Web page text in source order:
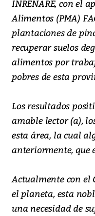
INRENARE, con el
Alimentos (PMA)
plantaciones de
recuperar suelos
alimentos por
pobres de esta
Los resultados
amable lector (a),
esta área, la cual
anteriormente, que
Actualmente con el
el planeta, esta
una necesidad de